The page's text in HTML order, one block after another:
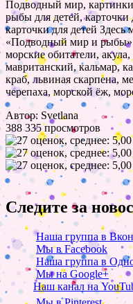
Подводный мир,
рыбы для детей, карточки
карточки для детей
«Подводный мир и рыбы»
морские обитатели,
мавританский, кальмар,
краб, львиная скарпена,
черепаха, морской ёж,
Автор: Svetlana
388 335 просмотров
Следите за
Наша группа в
Мы в Facebook
Наша группа в
Мы на Google+
Наш канал на